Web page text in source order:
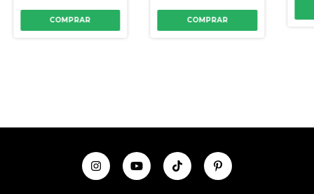
COMPRAR COMPRAR